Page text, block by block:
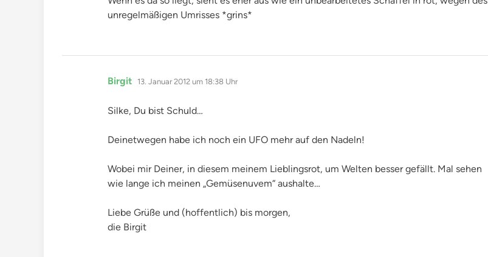
unregelmäßigen Umrisses *grins*
Birgit sagt:
13. Januar 2012 um 18:38 Uhr
Silke, Du bist Schuld…
Deinetwegen habe ich noch ein UFO mehr auf den Nadeln!
Wobei mir Deiner, in diesem meinem Lieblingsrot, um Welten besser gefällt. Mal sehen
wie lange ich meinen „Gemüsenuvem“ aushalte…
Liebe Grüße und (hoffentlich) bis morgen,
die Birgit